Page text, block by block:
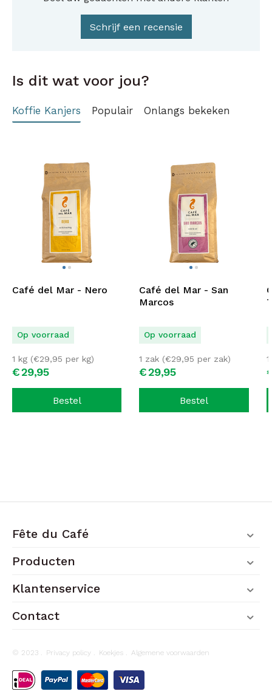
Schrijf een recensie
Is dit wat voor jou?
Koffie Kanjers Populair Onlangs bekeken
Café del Mar - Nero
Op voorraad
€29,95
1 kg (€29,95 per kg)
Bestel
Café del Mar - San
Marcos
Op voorraad
€29,95
1 zak (€29,95 per zak)
Bestel
Fête du Café
Producten
Klantenservice
Contact
© 2023 . Privacy policy . Koekjes . Algemene voorwaarden